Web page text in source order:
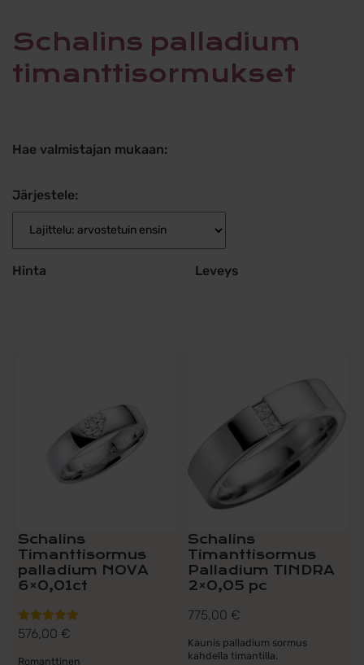
Schalins palladium
timanttisormukset
Hae valmistajan mukaan:
Järjestele:
Hinta Leveys
Schalins
Timanttisormus
palladium NOVA
6×0,01ct
Arvostelu
576,00 €
Romanttinen
Schalins
Timanttisormus
Palladium TINDRA
2×0,05 pc
775,00 €
Kaunis palladium sormus
kahdella timantilla.